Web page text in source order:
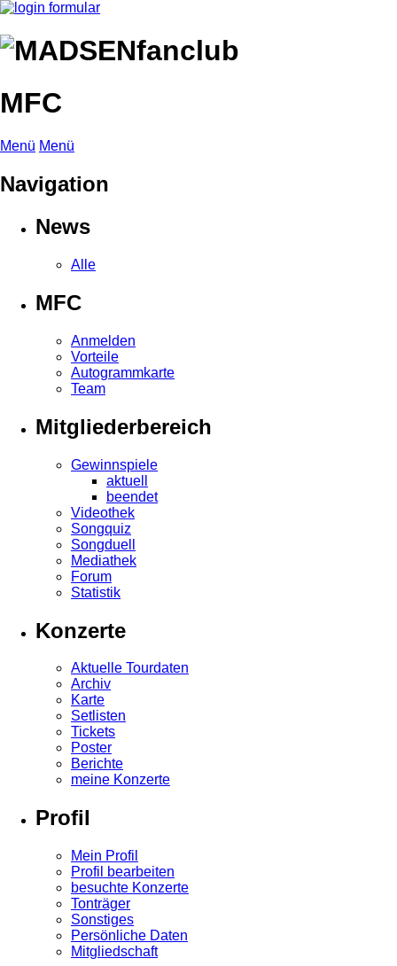
MFC
Menü Menü
Navigation
News
Alle
MFC
Anmelden
Vorteile
Autogrammkarte
Team
Mitgliederbereich
Gewinnspiele
aktuell
beendet
Videothek
Songquiz
Songduell
Mediathek
Forum
Statistik
Konzerte
Aktuelle Tourdaten
Archiv
Karte
Setlisten
Tickets
Poster
Berichte
meine Konzerte
Profil
Mein Profil
Profil bearbeiten
besuchte Konzerte
Tonträger
Sonstiges
Persönliche Daten
Mitgliedschaft